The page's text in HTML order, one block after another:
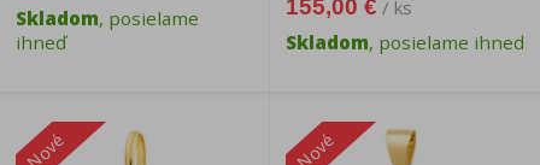
Skladom, posielame
ihneď
155,00 € / ks
Skladom, posielame ihneď
Nové Nové